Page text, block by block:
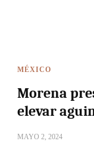
MÉXICO
Morena
elevar
MAYO 2, 2024